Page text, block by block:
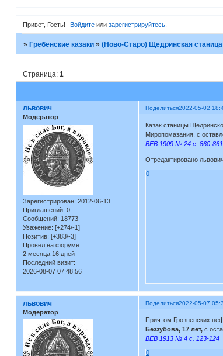
Привет, Гость! Войдите илизарегистрируйтесь
» Гребенские казаки » (Ново-Старо) Щедринская станица
Страница: 1
Поделиться2022-05-02
львович
Модератор
Зарегистрирован: 2012-06-13
Приглашений: 0
Сообщений: 18773
Уважение: [+274/-1]
Позитив: [+383/-3]
Провел на форуме:
2 месяца 16 дней
Последний визит:
2026-08-07 07:48:56
Казак станицы
Миропомазания, с
ВЕВ 1909 № 24 с. 860-861
Отредактировано
0
Поделиться2022-05-07
львович
Модератор
Причтом Грозненских
Беззубова, 17 лет,с
ВЕВ 1913 № 4 с. 123-124
0